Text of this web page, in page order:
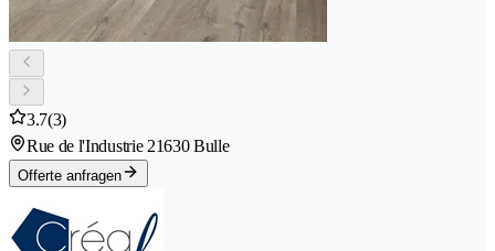
3.7(3)
Rue de l'Industrie 21630 Bulle
Offerte anfragen